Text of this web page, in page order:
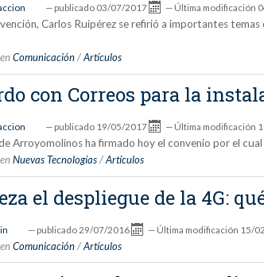
— publicado03/07/2017 — Última modificación
Carlos Ruipérez se refirió a importantes
Comunicación /Artículos
con Correos para la
— publicado19/05/2017 — Última modificación
Arroyomolinos ha firmado hoy el convenio por el
Nuevas Tecnologías /Artículos
el despliegue de la 4G:
— publicado29/07/2016 — Última modificación 15/
Comunicación /Artículos